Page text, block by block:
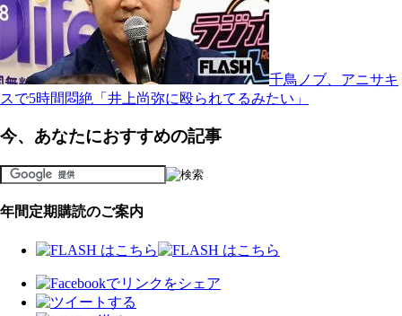
千鳥ノブ、アニサキ
スで5時間悶絶「井上尚弥に殴られてるみたい」
今、あなたにおすすめの記事
年間定期購読のご案内